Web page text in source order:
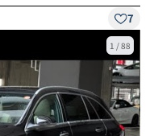
7
1 /88